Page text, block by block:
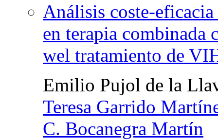
Análisis coste-
en terapia combinada
wel tratamiento de
Emilio Pujol de la
Teresa Garrido
C. Bocanegra Martín